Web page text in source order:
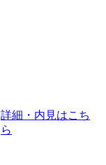
詳細・内見はこち
ら